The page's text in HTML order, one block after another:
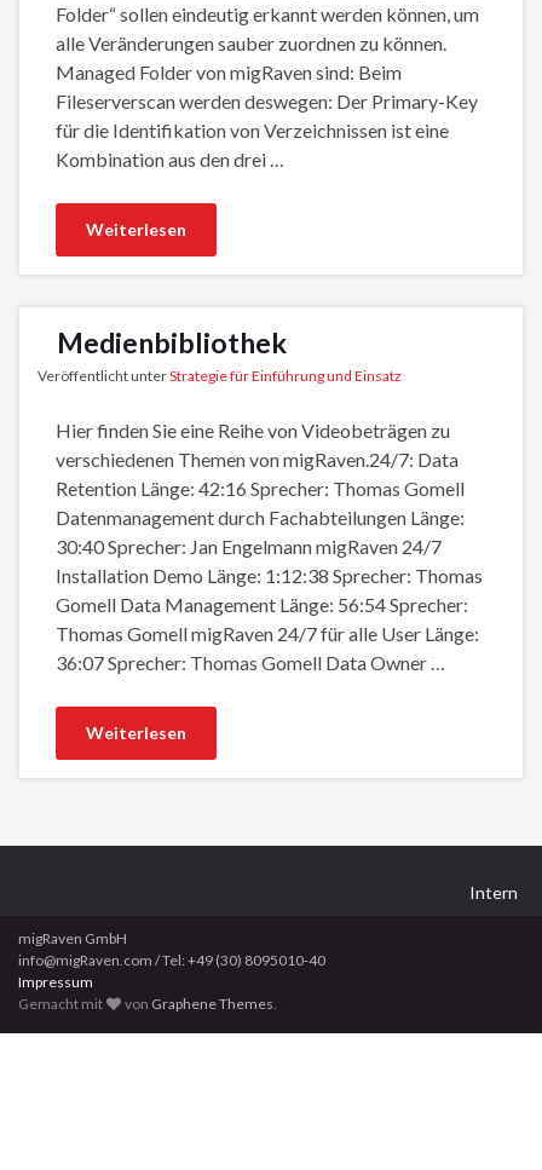
Folder“ sollen eindeutig erkannt werden können, um
alle Veränderungen sauber zuordnen zu können.
Managed Folder von migRaven sind: Beim
Fileserverscan werden deswegen: Der Primary-Key
für die Identifikation von Verzeichnissen ist eine
Kombination aus den drei …
Weiterlesen
Medienbibliothek
Veröffentlicht unterStrategie für Einführung und Einsatz
Hier finden Sie eine Reihe von Videobeträgen zu
verschiedenen Themen von migRaven.24/7: Data
Retention Länge: 42:16 Sprecher: Thomas Gomell
Datenmanagement durch Fachabteilungen Länge:
30:40 Sprecher: Jan Engelmann migRaven 24/7
Installation Demo Länge: 1:12:38 Sprecher: Thomas
Gomell Data Management Länge: 56:54 Sprecher:
Thomas Gomell migRaven 24/7 für alle User Länge:
36:07 Sprecher: Thomas Gomell Data Owner …
Weiterlesen
Intern
migRaven GmbH
info@migRaven.com / Tel: +49 (30) 8095010-40
Impressum
Gemacht mit
von Graphene Themes